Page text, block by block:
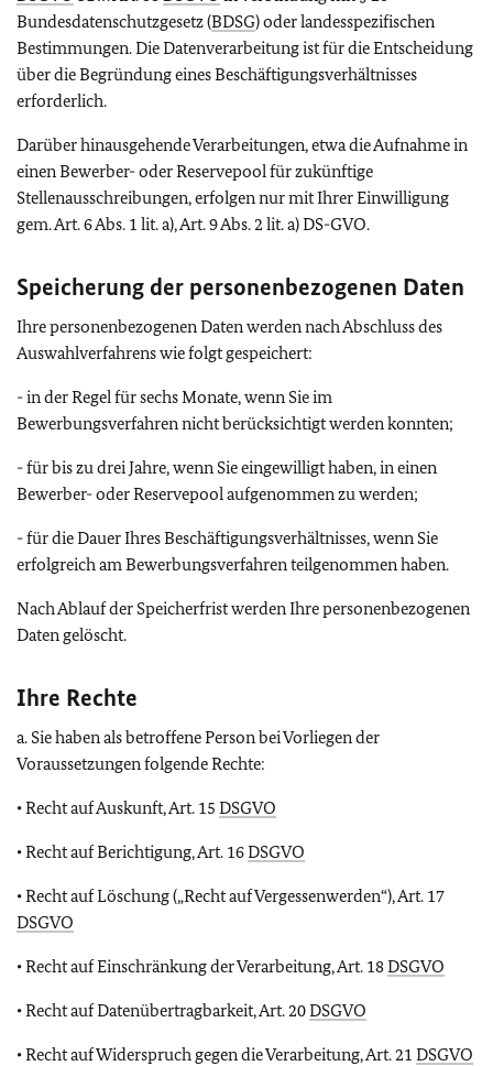
Bundesdatenschutzgesetz (BDSG) oder landesspezifischen
Bestimmungen. Die Datenverarbeitung ist für die Entscheidung
über die Begründung eines Beschäftigungsverhältnisses
erforderlich.
Darüber hinausgehende Verarbeitungen, etwa die Aufnahme in
einen Bewerber- oder Reservepool für zukünftige
Stellenausschreibungen, erfolgen nur mit Ihrer Einwilligung
gem. Art. 6 Abs. 1 lit. a), Art. 9 Abs. 2 lit. a) DS-GVO.
Speicherung der personenbezogenen Daten
Ihre personenbezogenen Daten werden nach Abschluss des
Auswahlverfahrens wie folgt gespeichert:
- in der Regel für sechs Monate, wenn Sie im
Bewerbungsverfahren nicht berücksichtigt werden konnten;
- für bis zu drei Jahre, wenn Sie eingewilligt haben, in einen
Bewerber- oder Reservepool aufgenommen zu werden;
- für die Dauer Ihres Beschäftigungsverhältnisses, wenn Sie
erfolgreich am Bewerbungsverfahren teilgenommen haben.
Nach Ablauf der Speicherfrist werden Ihre personenbezogenen
Daten gelöscht.
Ihre Rechte
a. Sie haben als betroffene Person bei Vorliegen der
Voraussetzungen folgende Rechte:
• Recht auf Auskunft, Art. 15 DSGVO
• Recht auf Berichtigung, Art. 16DSGVO
• Recht auf Löschung („Recht auf Vergessenwerden“), Art. 17
DSGVO
• Recht auf Einschränkung der Verarbeitung, Art. 18DSGVO
• Recht auf Datenübertragbarkeit, Art. 20DSGVO
• Recht auf Widerspruch gegen die Verarbeitung, Art. 21 DSGVO